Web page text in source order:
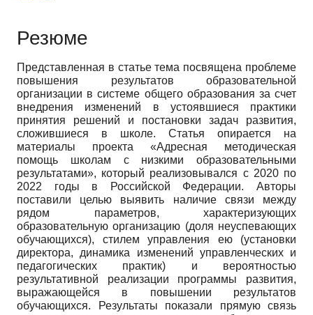
Резюме
Представленная в статье тема посвящена проблеме
повышения результатов образовательной
организации в системе общего образования за счет
внедрения изменений в устоявшиеся практики
принятия решений и постановки задач развития,
сложившиеся в школе. Статья опирается на
материалы проекта «Адресная методическая
помощь школам с низкими образовательными
результатами», который реализовывался с 2020 по
2022 годы в Российской Федерации. Авторы
поставили целью выявить наличие связи между
рядом параметров, характеризующих
образовательную организацию (доля неуспевающих
обучающихся), стилем управления ею (установки
директора, динамика изменений управленческих и
педагогических практик) и вероятностью
результативной реализации программы развития,
выражающейся в повышении результатов
обучающихся. Результаты показали прямую связь